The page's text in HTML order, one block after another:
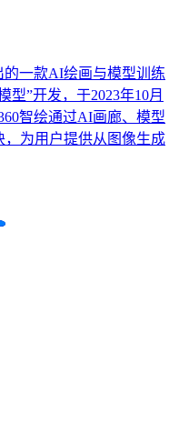
的一款AI绘画与模型训练
型”开发，于2023年10月
智绘通过AI画廊、模型
为用户提供从图像生成